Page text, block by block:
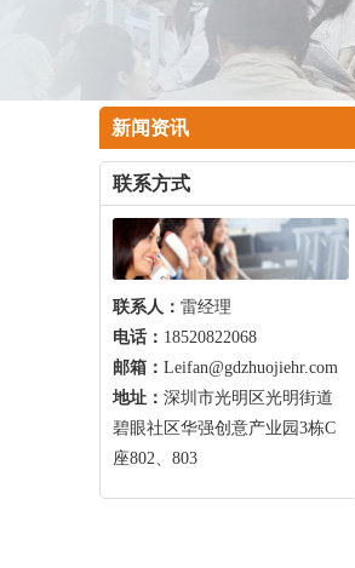
新闻资讯
联系方式
联系人： 雷经理
电话： 18520822068
邮箱： Leifan@gdzhuojiehr.com
地址： 深圳市光明区光明街道
碧眼社区华强创意产业园3栋C
座802、803